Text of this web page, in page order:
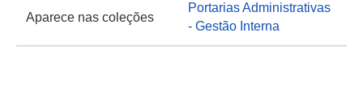
Aparece nas coleções
Portarias Administrativas
- Gestão Interna